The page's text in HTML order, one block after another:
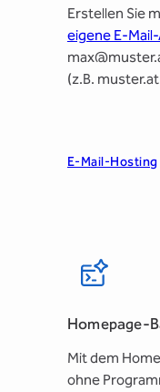
Erstellen Sie
eigene E-
(z.B.
E-Mail-Hosting
Homepage-
Mit dem
ohne